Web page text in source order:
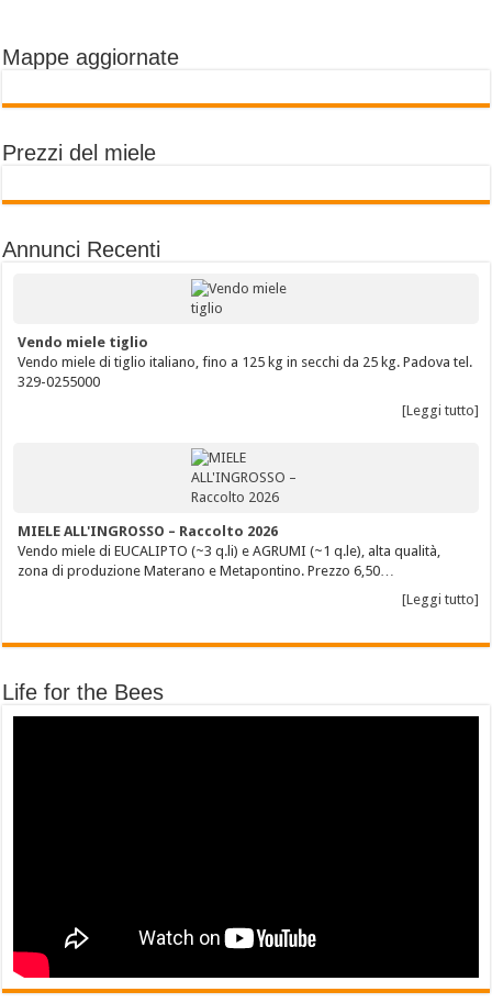
Mappe aggiornate
Prezzi del miele
Annunci Recenti
Vendo miele tiglio
Vendo miele di tiglio italiano, fino a 125 kg in secchi da 25 kg. Padova tel.
329-0255000
[Leggi tutto]
MIELE ALL'INGROSSO – Raccolto 2026
Vendo miele di EUCALIPTO (~3 q.li) e AGRUMI (~1 q.le), alta qualità,
zona di produzione Materano e Metapontino. Prezzo 6,50…
[Leggi tutto]
Life for the Bees